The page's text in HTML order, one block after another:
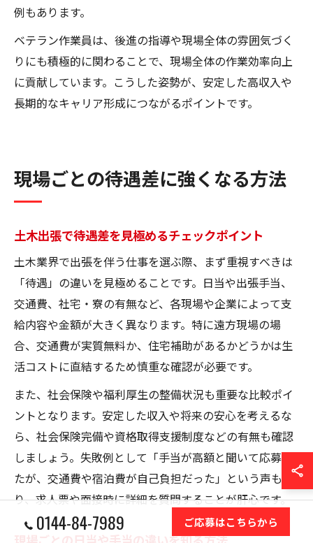
例もあります。
ベテラン作業員は、後進の指導や現場全体の雰囲気づく
りにも積極的に関わることで、現場全体の作業効率向上
に貢献しています。こうした姿勢が、安定した高収入や
長期的なキャリア形成につながるポイントです。
現場ごとの待遇差に強くなる方法
土木出張で待遇差を見極めるチェックポイント
土木業界で出張を伴う仕事を選ぶ際、まず重視すべきは
「待遇」の違いを見極めることです。日当や出張手当、
交通費、社宅・寮の有無など、各現場や企業によって支
給内容や金額が大きく異なります。特に遠方現場の場
合、交通費が実質無料か、住宅補助があるかどうかは生
活コストに直結するため慎重な確認が必要です。
また、社会保険や福利厚生の整備状況も重要な比較ポイ
ントとなります。安定した収入や将来の安心を考えるな
ら、社会保険完備や資格取得支援制度などの有無も確認
しましょう。失敗例として「手当が高額と聞いて応募し
たが、交通費や宿泊費が自己負担だった」という声もあ
り、求人票や面接時に詳細を質問することが肝心です。
現場ごとの日当や手当の違いを知る方法
0144-84-7989 ご応募はこちらから